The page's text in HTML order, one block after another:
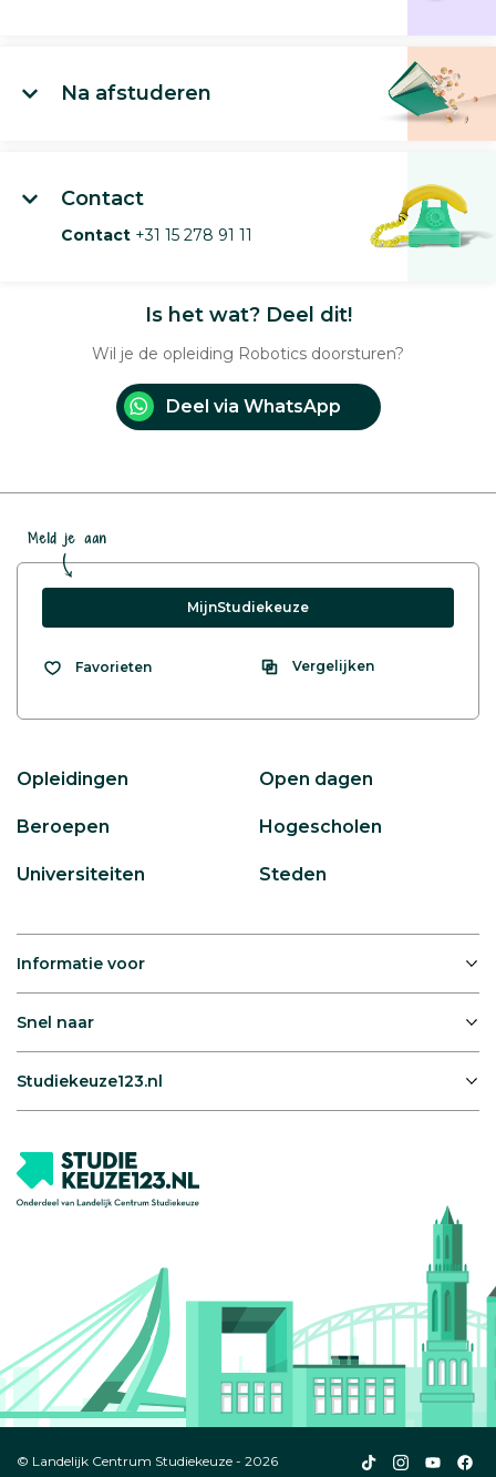
Na afstuderen
Contact
Contact +31 15 278 91 11
Is het wat? Deel dit!
Wil je de opleiding Robotics doorsturen?
Deel via WhatsApp
Meld je aan
MijnStudiekeuze
Favorieten Vergelijken
Opleidingen Open dagen
Beroepen Hogescholen
Universiteiten Steden
Informatie voor
Snel naar
Studiekeuze123.nl
© Landelijk Centrum Studiekeuze - 2026
Studiekeuze123